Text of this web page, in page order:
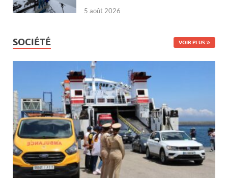
5 août 2026
SOCIÉTÉ VOIR PLUS